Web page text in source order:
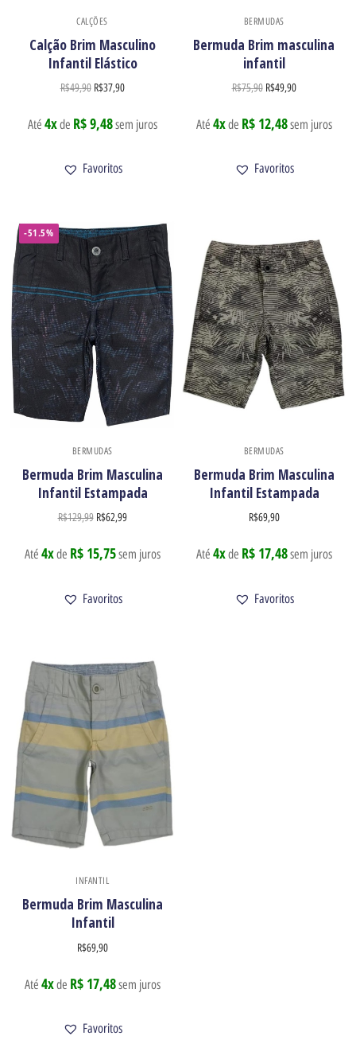
CALÇÕES
Calção Brim Masculino
Infantil Elástico
R$49,90 R$37,90
Até 4xde R$ 9,48sem juros
Favoritos
BERMUDAS
Bermuda Brim masculina
infantil
R$75,90 R$49,90
Até 4xde R$ 12,48sem juros
Favoritos
-51.5%
BERMUDAS
Bermuda Brim Masculina
Infantil Estampada
R$129,99 R$62,99
Até 4xde R$ 15,75sem juros
Favoritos
BERMUDAS
Bermuda Brim Masculina
Infantil Estampada
R$69,90
Até 4xde R$ 17,48sem juros
Favoritos
INFANTIL
Bermuda Brim Masculina
Infantil
R$69,90
Até 4xde R$ 17,48sem juros
Favoritos
Newsletter
Receba nossas ofertas por e-mail
Enviar